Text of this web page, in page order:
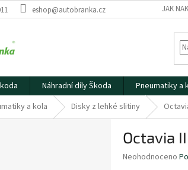
eshop@autobranka.cz JAK
Náhradní díly Škoda Pneumatiky a
a kola Disky z lehké slitiny
Octavia
Průměrné
Neohodnoceno